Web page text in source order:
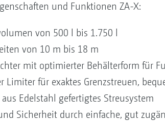
und Funktionen ZA-X:
von 500 l bis 1.750 l
von 10 m bis 18 m
mit optimierter Behälterform für
Limiter für exaktes Grenzstreuen,
Edelstahl gefertigtes Streusystem
Sicherheit durch einfache, gut